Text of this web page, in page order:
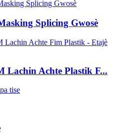
Splicing Gwosè
Lachin Achte Plastik F...